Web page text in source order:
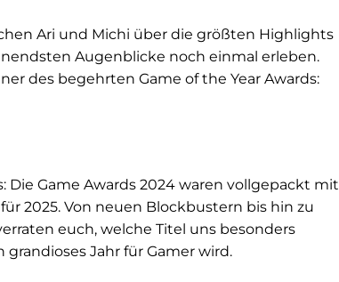
Ari und Michi über die größten Highlights
Augenblicke noch einmal erleben.
des begehrten Game of the Year Awards:
Die Game Awards 2024 waren vollgepackt mit
2025. Von neuen Blockbustern bis hin zu
euch, welche Titel uns besonders
Jahr für Gamer wird.